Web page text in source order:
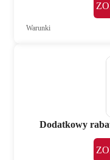
Warunki
Dodatkowy